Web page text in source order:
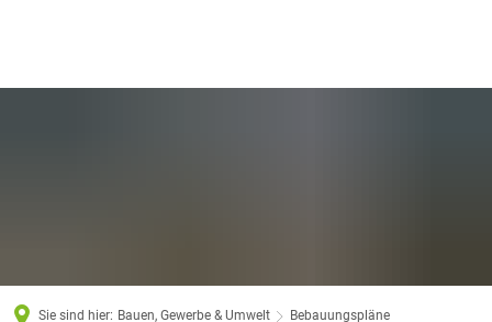
Sie sind hier: Bauen, Gewerbe & Umwelt
Bebauungspläne